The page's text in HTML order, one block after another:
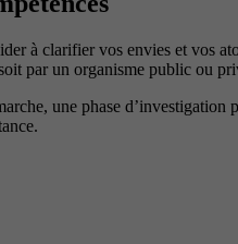
à clarifier vos envies et vos
par un organisme public ou
une phase